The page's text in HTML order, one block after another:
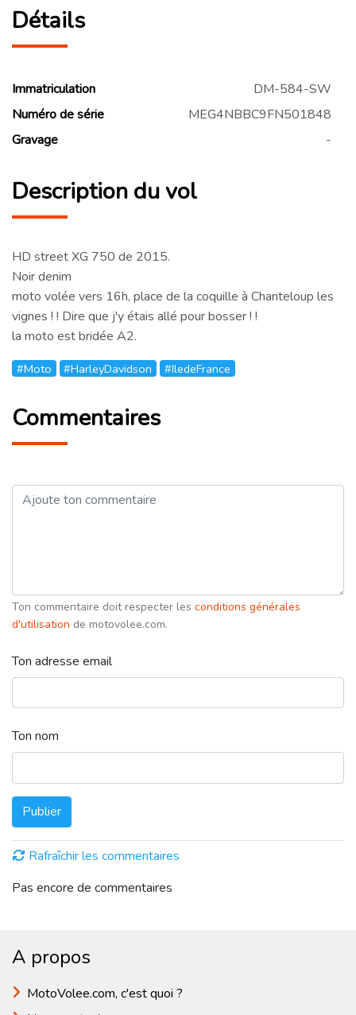
Détails
Immatriculation
DM-584-SW
Numéro de série
MEG4NBBC9FN501848
Gravage
-
Description du vol
HD street XG 750 de 2015.
Noir denim
moto volée vers 16h, place de la coquille à Chanteloup les
vignes ! ! Dire que j'y étais allé pour bosser ! !
la moto est bridée A2.
#Moto #HarleyDavidson #IledeFrance
Commentaires
Ton commentaire doit respecter les conditions générales
d'utilisation de motovolee.com.
Ton adresse email
Ton nom
Publier
Rafraîchir les commentaires
Pas encore de commentaires
A propos
MotoVolee.com, c'est quoi ?